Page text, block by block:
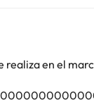
en el